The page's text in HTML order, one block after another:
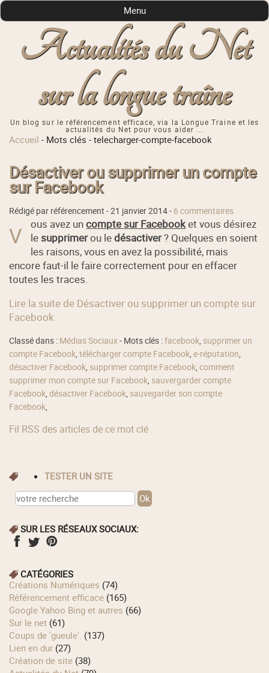
Actualités du Net
sur la longue traîne
Un blog sur le référencement efficace, via la Longue Traine et les
actualités du Net pour vous aider ...
Menu
Accueil - Mots clés -telecharger-compte-facebook
Désactiver ou supprimer un compte
sur Facebook
Rédigé par référencement -21 janvier 2014- 6 commentaires
V ous avez uncompte sur Facebooket vous désirez
le supprimerou ledésactiver? Quelques en soient
les raisons, vous en avez la possibilité, mais
encore faut-il le faire correctement pour en effacer
toutes les traces.
Lire la suite de Désactiver ou supprimer un compte sur
Facebook
Classé dans : Médias Sociaux- Mots clés :facebook, supprimer un
compte Facebook,télécharger compte Facebook,e-réputation,
désactiver Facebook, supprimer compte Facebook,comment
supprimer mon compte sur Facebook, sauvergarder compte
Facebook,désactiver Facebook, sauvegarder son compte
Facebook,
Fil RSS des articles de ce mot clé
TESTER UN SITE
SUR LES RÉSEAUX SOCIAUX:
CATÉGORIES
Créations Numériques (74)
Référencement efficace (165)
Google Yahoo Bing et autres (66)
Sur le net (61)
Coups de 'gueule'. (137)
Lien en dur (27)
Création de site (38)